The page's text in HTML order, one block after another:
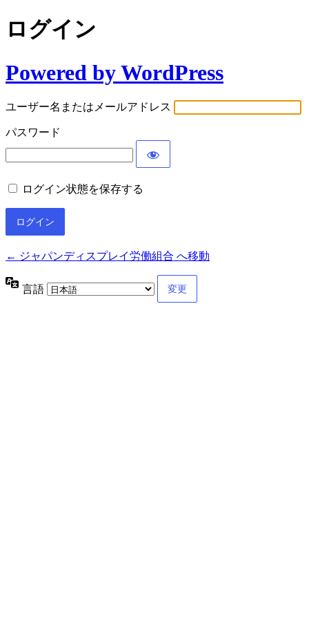
ログイン
Powered by WordPress
ユーザー名またはメールアドレス
パスワード
ログイン状態を保存する
← ジャパンディスプレイ労働組合 へ移動
言語